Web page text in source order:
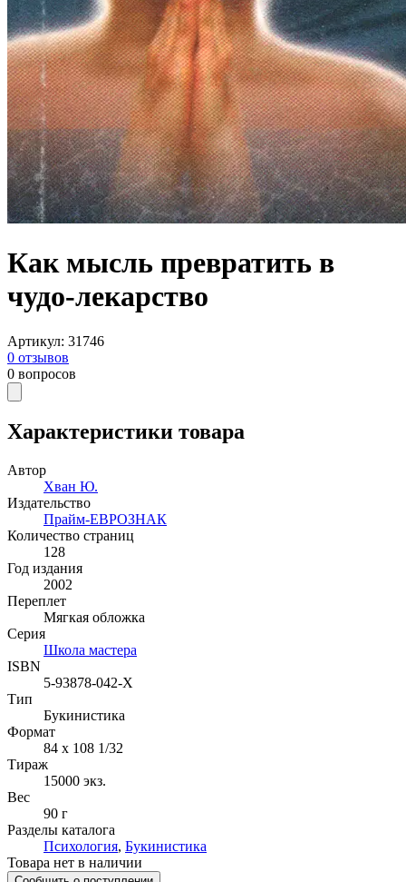
Как мысль превратить в
чудо-лекарство
Артикул: 31746
0 отзывов
0 вопросов
Характеристики товара
Автор
Хван Ю.
Издательство
Прайм-ЕВРОЗНАК
Количество страниц
128
Год издания
2002
Переплет
Мягкая обложка
Серия
Школа мастера
ISBN
5-93878-042-X
Тип
Букинистика
Формат
84 x 108 1/32
Тираж
15000 экз.
Вес
90 г
Разделы каталога
Психология, Букинистика
Товара нет в наличии